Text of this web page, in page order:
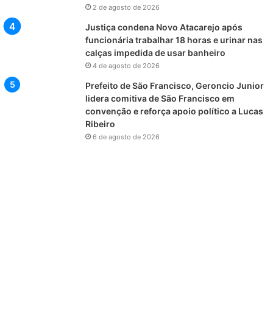
2 de agosto de 2026
Justiça condena Novo Atacarejo após
funcionária trabalhar 18 horas e urinar nas
calças impedida de usar banheiro
4 de agosto de 2026
Prefeito de São Francisco, Geroncio Junior
lidera comitiva de São Francisco em
convenção e reforça apoio político a Lucas
Ribeiro
6 de agosto de 2026